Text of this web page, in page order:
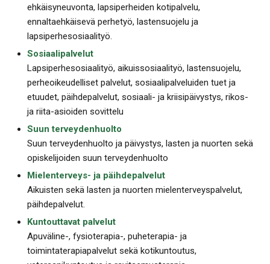
ehkäisyneuvonta, lapsiperheiden kotipalvelu,
ennaltaehkäisevä perhetyö, lastensuojelu ja
lapsiperhesosiaalityö.
Sosiaalipalvelut
Lapsiperhesosiaalityö, aikuissosiaalityö, lastensuojelu,
perheoikeudelliset palvelut, sosiaalipalveluiden tuet ja
etuudet, päihdepalvelut, sosiaali- ja kriisipäivystys, rikos-
ja riita-asioiden sovittelu
Suun terveydenhuolto
Suun terveydenhuolto ja päivystys, lasten ja nuorten sekä
opiskelijoiden suun terveydenhuolto
Mielenterveys- ja päihdepalvelut
Aikuisten sekä lasten ja nuorten mielenterveyspalvelut,
päihdepalvelut.
Kuntouttavat palvelut
Apuväline-, fysioterapia-, puheterapia- ja
toimintaterapiapalvelut sekä kotikuntoutus,